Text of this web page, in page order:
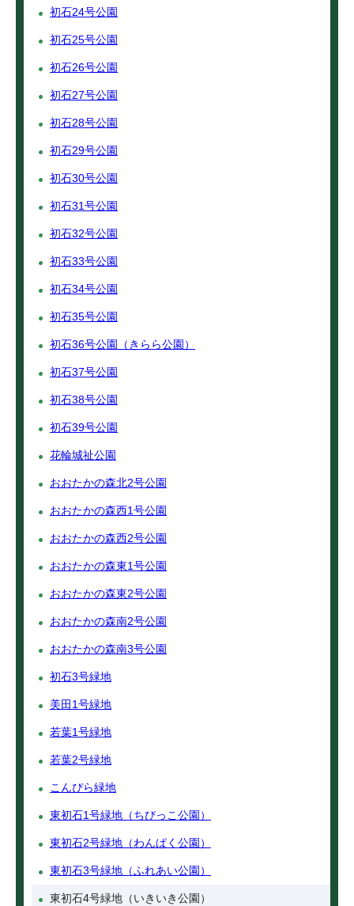
初石24号公園
初石25号公園
初石26号公園
初石27号公園
初石28号公園
初石29号公園
初石30号公園
初石31号公園
初石32号公園
初石33号公園
初石34号公園
初石35号公園
初石36号公園（きらら公園）
初石37号公園
初石38号公園
初石39号公園
花輪城祉公園
おおたかの森北2号公園
おおたかの森西1号公園
おおたかの森西2号公園
おおたかの森東1号公園
おおたかの森東2号公園
おおたかの森南2号公園
おおたかの森南3号公園
初石3号緑地
美田1号緑地
若葉1号緑地
若葉2号緑地
こんぴら緑地
東初石1号緑地（ちびっこ公園）
東初石2号緑地（わんぱく公園）
東初石3号緑地（ふれあい公園）
東初石4号緑地（いきいき公園）